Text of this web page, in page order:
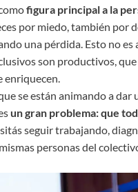
figura principal a la
por miedo, también por
una pérdida. Esto no es
son productivos,
enriquecen.
se están animando a dar
un gran problema: que
seguir trabajando,
personas del